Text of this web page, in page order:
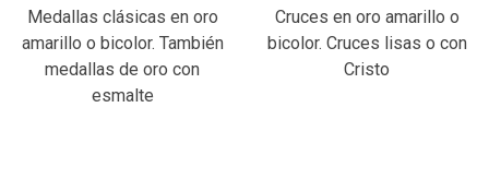
Medallas clásicas en oro
amarillo o bicolor. También
medallas de oro con
esmalte
Cruces en oro amarillo o
bicolor. Cruces lisas o con
Cristo